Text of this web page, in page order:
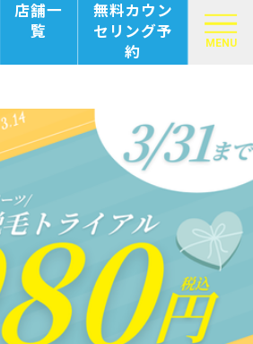
店舗一
覧
無料カウン
セリング予
約
MENU